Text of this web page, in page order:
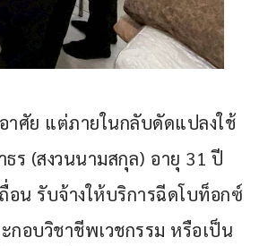
าศัย แต่ภายในกลับดัดแปลงใช้
ร (สงวนนามสกุล) อายุ 31 ปี
อน รับจ้างให้บริการฉีดโบท็อกซ์
กอบวิชาชีพเวชกรรม หรือเป็น